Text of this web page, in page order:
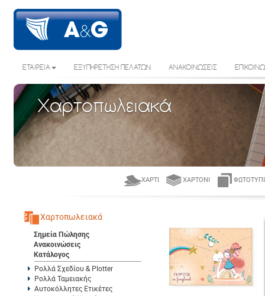
ΕΤΑΙΡΕΙΑ ΕΞΥΠΗΡΕΤΗΣΗ ΠΕΛΑΤΩΝ ΑΝΑΚΟΙΝΩΣΕΙΣ
Χαρτοπωλειακά
ΧΑΡΤΊ ΧΑΡΤΌΝΙ
Χαρτοπωλειακά
Σημεία Πώλησης
Ανακοινώσεις
Κατάλογος
Ρολλά Σχεδίου & Plotter
Ρολλά Ταμειακής
Αυτοκόλλητες Ετικέτες